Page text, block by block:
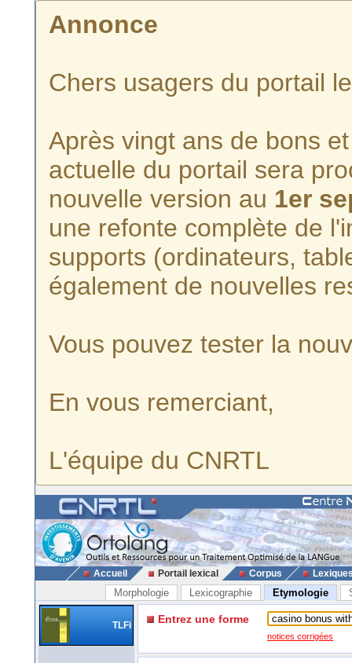
Annonce
Chers usagers du portail
Après vingt ans de bons
actuelle du portail sera
nouvelle version au 1er
une refonte complète de
supports (ordinateurs,
également de nouvelles
Vous pouvez tester la
En vous remerciant,
L'équipe du CNRTL
Accueil Portail lexical Corpus
Morphologie Lexicographie Etymologie
TLFi Entrez une forme
notices corrigées